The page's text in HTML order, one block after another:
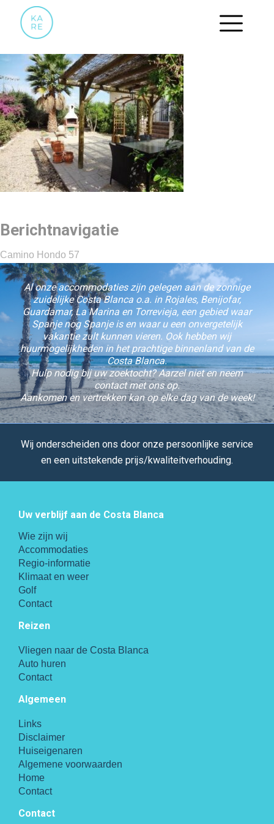
10 BBQ TERRAS
Berichtnavigatie
Camino Hondo 57
Al onze accommodaties zijn gelegen aan de zonnige
zuidelijke Costa Blanca o.a. in Rojales, Benijofar,
Guardamar, La Marina en Torrevieja, een gebied waar
Spanje nog Spanje is en waar u een onvergetelijk
vakantie zult kunnen vieren. Ook hebben wij
huurmogelijkheden in het prachtige binnenland van de
Costa Blanca.
Hulp nodig bij uw zoektocht? Aarzel niet en neem
contact met ons op.
Aankomen en vertrekken kan op elke dag van de week!
Wij onderscheiden ons door onze persoonlijke service
en een uitstekende prijs/kwaliteitverhouding.
Uw verblijf aan de Costa Blanca
Wie zijn wij
Accommodaties
Regio-informatie
Klimaat en weer
Golf
Contact
Reizen
Vliegen naar de Costa Blanca
Auto huren
Contact
Algemeen
Links
Disclaimer
Huiseigenaren
Algemene voorwaarden
Home
Contact
Contact